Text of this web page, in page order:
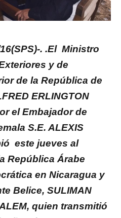
. .El Ministro
y de
de la República de
ERLINGTON
el Embajador de
S.E. ALEXIS
este jueves al
República Árabe
en Nicaragua y
Belice, SULIMAN
quien transmitió